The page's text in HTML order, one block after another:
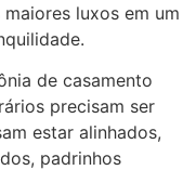
luxos em um
de casamento
precisam ser
estar alinhados,
padrinhos